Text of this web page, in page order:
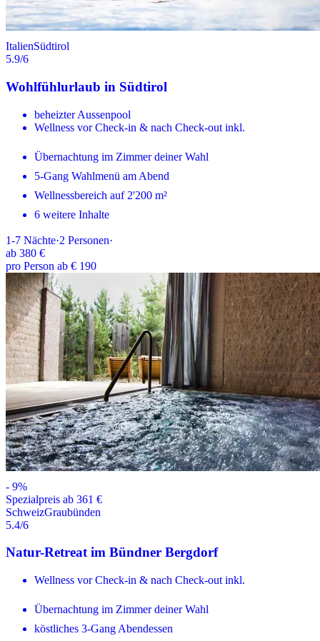
ItalienSüdtirol
5.9/6
Wohlfühlurlaub in Südtirol
beheizter Aussenpool
Wellness vor Check-in & nach Check-out inkl.
Übernachtung im Zimmer deiner Wahl
5-Gang Wahlmenü am Abend
Wellnessbereich auf 2'200 m²
6 weitere Inhalte
1-7 Nächte·2 Personen·
ab 380 €
pro Person ab € 190
- 9%
Spezialpreis ab 361 €
SchweizGraubünden
5.4/6
Natur-Retreat im Bündner Bergdorf
Wellness vor Check-in & nach Check-out inkl.
Übernachtung im Zimmer deiner Wahl
köstliches 3-Gang Abendessen